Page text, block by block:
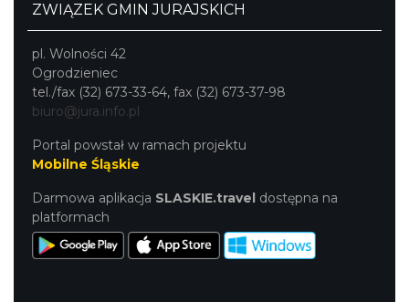
ZWIĄZEK GMIN JURAJSKICH
pl. Wolności 42
Ogrodzieniec
tel./fax (32) 673-33-64, fax (32) 673-37-98
biuro@jura.info.pl
Portal powstał w ramach projektu
Mobilne Śląskie
Darmowa aplikacja SLASKIE.travel dostępna na
platformach